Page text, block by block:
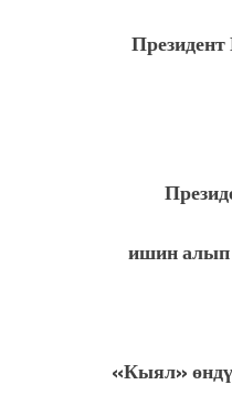
ишин
«Кыял»